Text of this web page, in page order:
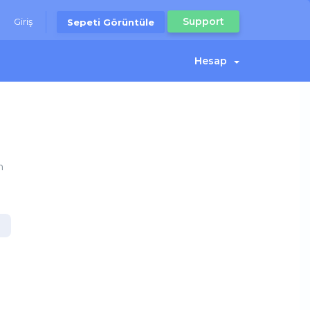
Giriş Sepeti Görüntüle Support
Hesap